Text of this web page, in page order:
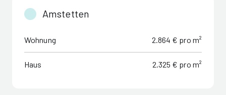
Amstetten
Wohnung 2.864 € pro m²
Haus 2.325 € pro m²